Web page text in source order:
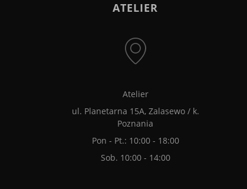
ATELIER
Atelier
ul. Planetarna 15A, Zalasewo / k.
Poznania
Pon - Pt.: 10:00 - 18:00
Sob. 10:00 - 14:00